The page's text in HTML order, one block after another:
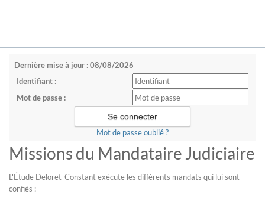
Dernière mise à jour : 08/08/2026
Identifiant :
Mot de passe :
Mot de passe oublié ?
Missions du Mandataire Judiciaire
L'Étude Deloret-Constant exécute les différents mandats qui lui sont
confiés :